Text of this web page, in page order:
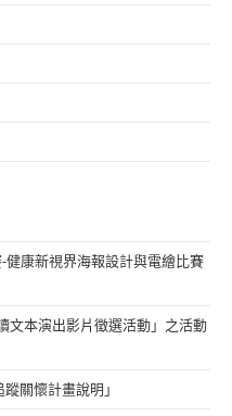
健康新視界海報設計與電繪比賽
文本演出影片徵選活動」之活動
關懷計畫說明」